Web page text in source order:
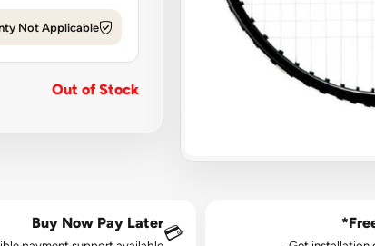
Not Applicable
Out of Stock
💳
Buy Now Pay Later